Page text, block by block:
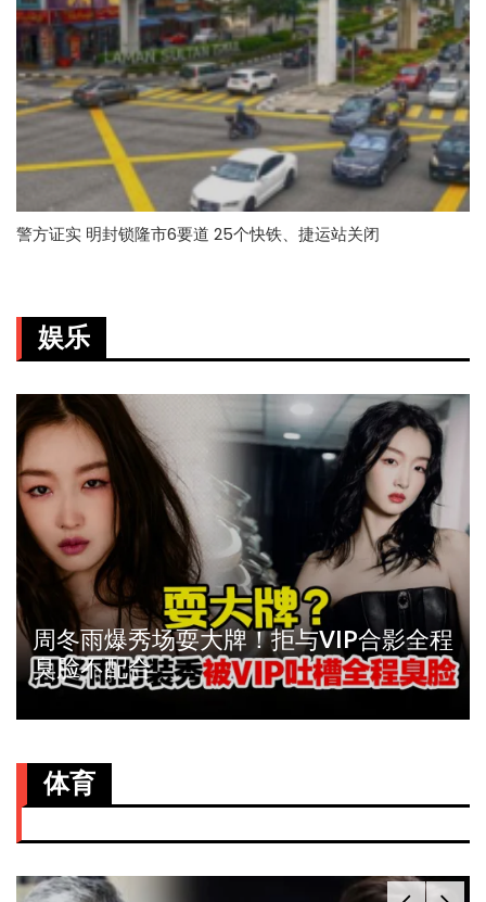
警方证实 明封锁隆市6要道 25个快铁、捷运站关闭
娱乐
周冬雨爆秀场耍大牌！拒与VIP合影全程
臭脸不配合
体育